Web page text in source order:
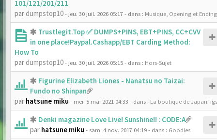
101/121/201/211
par dumpstop10- jeu. 30 juil. 2026 05:17- dans : Musique, Opening et Ending
Trustlegit.Top ✅ DUMPS+PINS, EBT+PINS, CC+CVV
in one place!Paypal.Cashapp/EBT Carding Method:
How To
par dumpstop10- jeu. 30 juil. 2026 05:15- dans : Hors-Sujet
Figurine Elizabeth Liones - Nanatsu no Taizai:
Fundo no Shinpan
par hatsune miku - mer. 5 mai 2021 04:33 - dans : La boutique de JapanFigs
Denki magazine Love Live! Sunshine!! : CODE:A
par hatsune miku - sam. 4 nov. 2017 04:19- dans : Goodies